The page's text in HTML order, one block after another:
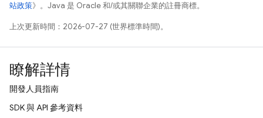
站政策》。Java 是 Oracle 和/或其關聯企業的註冊商標。
上次更新時間：2026-07-27 (世界標準時間)。
瞭解詳情
開發人員指南
SDK 與 API 參考資料